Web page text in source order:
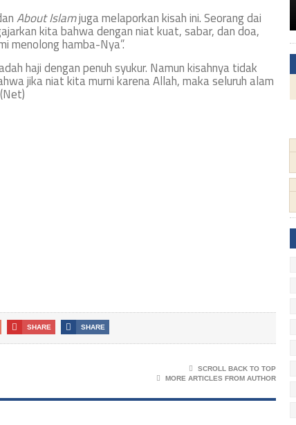
About Islamjuga melaporkan kisah ini. Seorang dai
kita bahwa dengan niat kuat, sabar, dan doa,
menolong hamba-Nya”.
haji dengan penuh syukur. Namun kisahnya tidak
jika niat kita murni karena Allah, maka seluruh alam
SHARE SHARE
SCROLL BACK TO TOP
MORE ARTICLES FROM AUTHOR